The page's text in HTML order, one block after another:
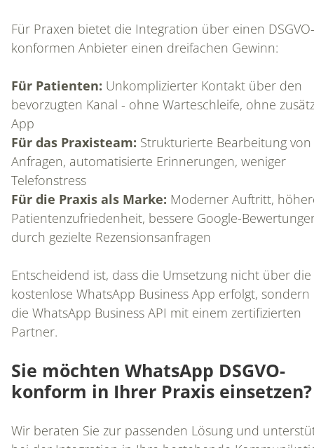
Für Praxen bietet die Integration über einen DSGVO-
konformen Anbieter einen dreifachen Gewinn:
Für Patienten: Unkomplizierter Kontakt über den
bevorzugten Kanal - ohne Warteschleife, ohne
App
Für das Praxisteam: Strukturierte Bearbeitung von
Anfragen, automatisierte Erinnerungen, weniger
Telefonstress
Für die Praxis als Marke: Moderner Auftritt,
Patientenzufriedenheit, bessere Google-
durch gezielte Rezensionsanfragen
Entscheidend ist, dass die Umsetzung nicht über die
kostenlose WhatsApp Business App erfolgt,
die WhatsApp Business API mit einem zertifizierten
Partner.
Sie möchten WhatsApp DSGVO-
konform in Ihrer Praxis einsetzen?
Wir beraten Sie zur passenden Lösung und